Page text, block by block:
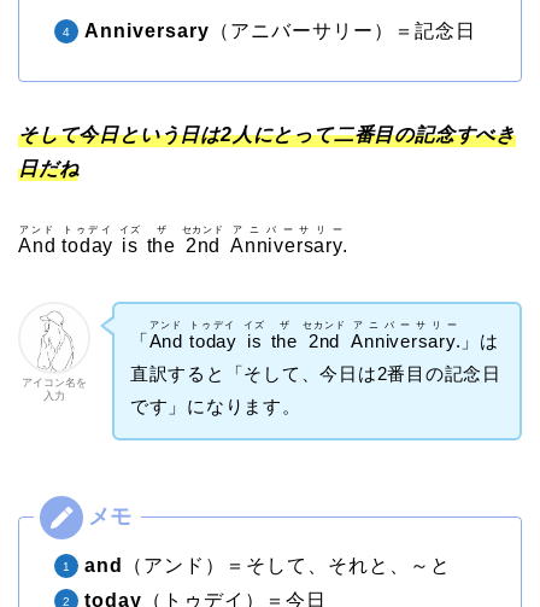
Anniversary （アニバーサリー）＝記念日
そして今日という日は2人にとって二番目の記念すべき
日だね
And
アンド
today
トゥデイ
is
イズ
the
ザ
2nd
セカンド
Anniversary.
アニバーサリー
アイコン名を
入力
「And
アンド
today
トゥデイ
is
イズ
the
ザ
2nd
セカンド
Anniversary.
アニバーサリー
」は
直訳すると「そして、今日は2番目の記念日
です」になります。
and
（アンド）＝そして、それと、～と
today （トゥデイ）＝今日